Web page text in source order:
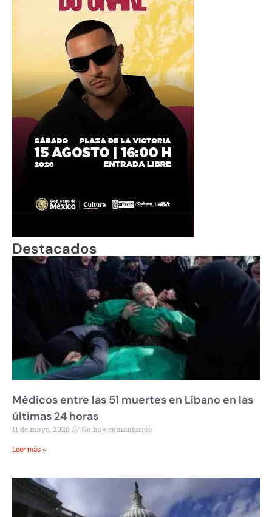
Destacados
Médicos entre las 51 muertes en Líbano en las
últimas 24 horas
11 de mayo, 2026 No hay comentarios
Leer más »